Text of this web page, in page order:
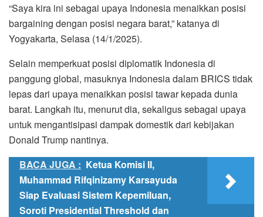
“Saya kira ini sebagai upaya Indonesia menaikkan posisi
bargaining dengan posisi negara barat,” katanya di
Yogyakarta, Selasa (14/1/2025).
Selain memperkuat posisi diplomatik Indonesia di
panggung global, masuknya Indonesia dalam BRICS tidak
lepas dari upaya menaikkan posisi tawar kepada dunia
barat. Langkah itu, menurut dia, sekaligus sebagai upaya
untuk mengantisipasi dampak domestik dari kebijakan
Donald Trump nantinya.
BACA JUGA : Ketua Komisi II,
Muhammad Rifqinizamy Karsayuda
Siap Evaluasi Sistem Kepemiluan,
Soroti Presidential Threshold dan